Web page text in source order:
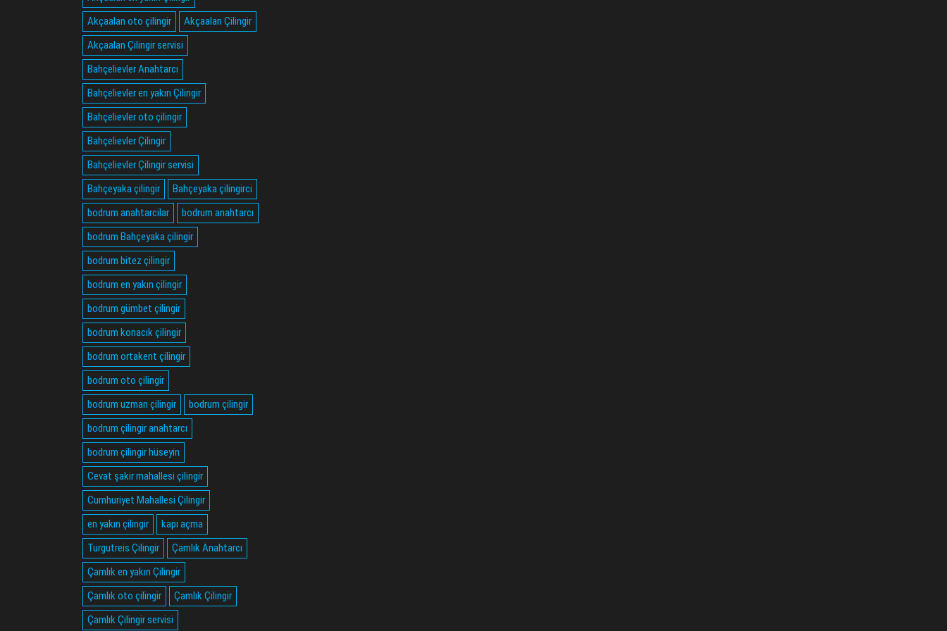
Akçaalan oto çilingir
Akçaalan Çilingir
Akçaalan Çilingir servisi
Bahçelievler Anahtarcı
Bahçelievler en yakın Çilingir
Bahçelievler oto çilingir
Bahçelievler Çilingir
Bahçelievler Çilingir servisi
Bahçeyaka çilingir
Bahçeyaka çilingirci
bodrum anahtarcilar
bodrum anahtarcı
bodrum Bahçeyaka çilingir
bodrum bitez çilingir
bodrum en yakın çilingir
bodrum gümbet çilingir
bodrum konacık çilingir
bodrum ortakent çilingir
bodrum oto çilingir
bodrum uzman çilingir
bodrum çilingir
bodrum çilingir anahtarcı
bodrum çilingir hüseyin
Cevat şakir mahallesi çilingir
Cumhuriyet Mahallesi Çilingir
en yakın çilingir
kapı açma
Turgutreis Çilingir
Çamlık Anahtarcı
Çamlık en yakın Çilingir
Çamlık oto çilingir
Çamlık Çilingir
Çamlık Çilingir servisi